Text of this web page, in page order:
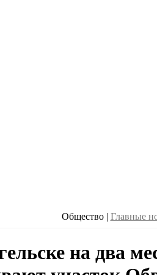
Общество | Главные
на два